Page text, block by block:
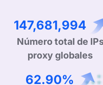
227,904,312
Número total de IPs
proxy globales
99.90%